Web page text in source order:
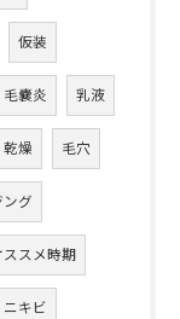
仮装
毛嚢炎 乳液
乾燥 毛穴
ング
スメ時期
ニキビ